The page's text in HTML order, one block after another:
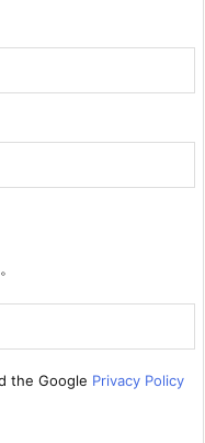
the Google Privacy Policy